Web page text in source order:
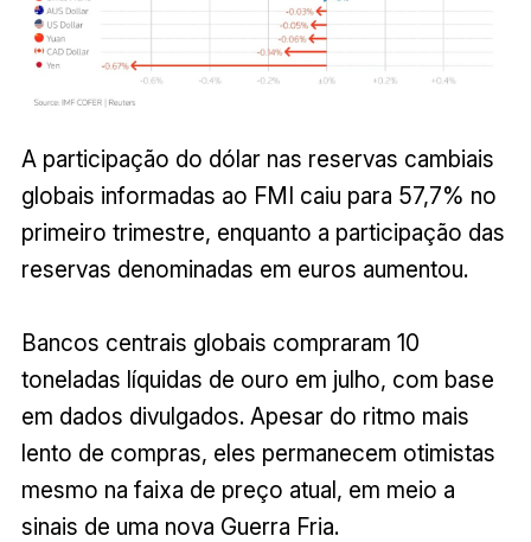
A participação do dólar nas reservas cambiais
globais informadas ao FMI caiu para 57,7% no
primeiro trimestre, enquanto a participação das
reservas denominadas em euros aumentou.
Bancos centrais globais compraram 10
toneladas líquidas de ouro em julho, com base
em dados divulgados. Apesar do ritmo mais
lento de compras, eles permanecem otimistas
mesmo na faixa de preço atual, em meio a
sinais de uma nova Guerra Fria.